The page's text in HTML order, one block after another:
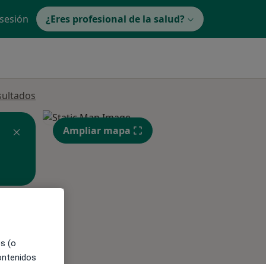
¿Eres profesional de la salud?
Ampliar mapa
(o